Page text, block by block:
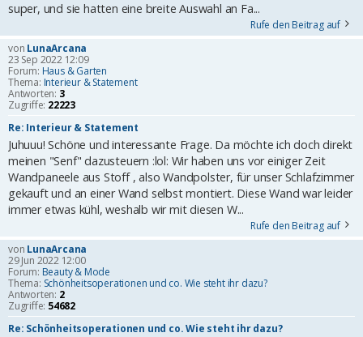
super, und sie hatten eine breite Auswahl an Fa...
Rufe den Beitrag auf
von LunaArcana
23 Sep 2022 12:09
Forum: Haus & Garten
Thema: Interieur & Statement
Antworten: 3
Zugriffe: 22223
Re: Interieur & Statement
Juhuuu! Schöne und interessante Frage. Da möchte ich doch direkt
meinen "Senf" dazusteuern :lol: Wir haben uns vor einiger Zeit
Wandpaneele aus Stoff , also Wandpolster, für unser Schlafzimmer
gekauft und an einer Wand selbst montiert. Diese Wand war leider
immer etwas kühl, weshalb wir mit diesen W...
Rufe den Beitrag auf
von LunaArcana
29 Jun 2022 12:00
Forum: Beauty & Mode
Thema: Schönheitsoperationen und co. Wie steht ihr dazu?
Antworten: 2
Zugriffe: 54682
Re: Schönheitsoperationen und co. Wie steht ihr dazu?